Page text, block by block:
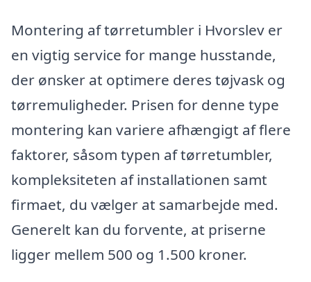
Montering af tørretumbler i Hvorslev er
en vigtig service for mange husstande,
der ønsker at optimere deres tøjvask og
tørremuligheder. Prisen for denne type
montering kan variere afhængigt af flere
faktorer, såsom typen af tørretumbler,
kompleksiteten af installationen samt
firmaet, du vælger at samarbejde med.
Generelt kan du forvente, at priserne
ligger mellem 500 og 1.500 kroner.